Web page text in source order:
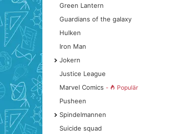
Green Lantern
Guardians of the galaxy
Hulken
Iron Man
Jokern
Justice League
Marvel Comics - Populär
Pusheen
Spindelmannen
Suicide squad